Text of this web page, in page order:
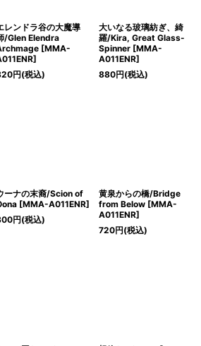
レンドラ谷の大魔導
/Glen Elendra
[MMA-
円(税込)
大いなる玻璃紡ぎ、綺
羅/Kira, Great Glass-
Spinner [MMA-
A011ENR]
880円(税込)
ーナの末裔/Scion of
[MMA-A011ENR]
円(税込)
黄泉からの橋/Bridge
from Below [MMA-
A011ENR]
720円(税込)